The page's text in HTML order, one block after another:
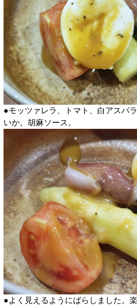
●モッツァレラ、トマト、白アスパ
いか。胡麻ソース。
●よく見えるようにばらしました。